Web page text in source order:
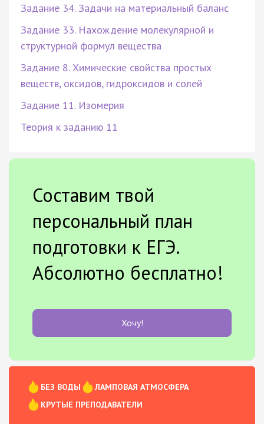
Задание 34. Задачи на материальный баланс
Задание 33. Нахождение молекулярной и
структурной формул вещества
Задание 8. Химические свойства простых
веществ, оксидов, гидроксидов и солей
Задание 11. Изомерия
Теория к заданию 11
Составим твой
персональный план
подготовки к ЕГЭ.
Абсолютно бесплатно!
Хочу!
БЕЗ ВОДЫ
ЛАМПОВАЯ АТМОСФЕРА
КРУТЫЕ ПРЕПОДАВАТЕЛИ